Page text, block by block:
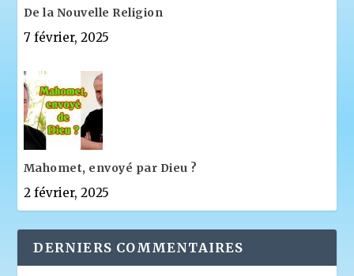
De la Nouvelle Religion
7 février, 2025
Mahomet, envoyé par Dieu ?
2 février, 2025
DERNIERS COMMENTAIRES